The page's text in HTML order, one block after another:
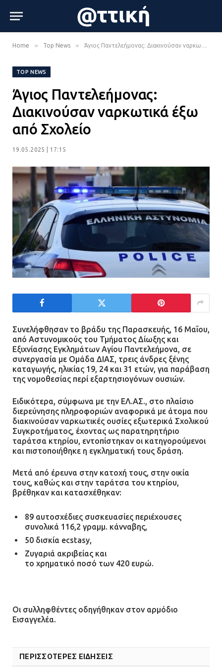
Home » Top News » Άγιος Παντελεήμονας: Διακινούσαν ναρκωτικά έξω από Σχολείο
TOP NEWS
Άγιος Παντελεήμονας:
Διακινούσαν ναρκωτικά έξω
από Σχολείο
19.05.2025 | 17:15
Συνελήφθησαν το βράδυ της Παρασκευής, 16 Μαΐου,
από Αστυνομικούς του Τμήματος Δίωξης και
Εξιχνίασης Εγκλημάτων Αγίου Παντελεήμονα, σε
συνεργασία με Ομάδα ΔΙΑΣ, τρεις άνδρες ξένης
καταγωγής, ηλικίας 19, 24 και 31 ετών, για παράβαση
της νομοθεσίας περί εξαρτησιογόνων ουσιών.
Ειδικότερα, σύμφωνα με την ΕΛ.ΑΣ., στο πλαίσιο
διερεύνησης πληροφοριών αναφορικά με άτομα που
διακινούσαν ναρκωτικές ουσίες εξωτερικά Σχολικού
Συγκροτήματος, έχοντας ως παρατηρητήριο
ταράτσα κτηρίου, εντοπίστηκαν οι κατηγορούμενοι
και πιστοποιήθηκε η εγκληματική τους δράση.
Μετά από έρευνα στην κατοχή τους, στην οικία
τους, καθώς και στην ταράτσα του κτηρίου,
βρέθηκαν και κατασχέθηκαν:
89 αυτοσχέδιες συσκευασίες περιέχουσες
συνολικά 116,2 γραμμ. κάνναβης,
50 δισκία ecstasy,
Ζυγαριά ακριβείας και
το χρηματικό ποσό των 420 ευρώ.
Οι συλληφθέντες οδηγήθηκαν στον αρμόδιο
Εισαγγελέα.
ΠΕΡΙΣΣΟΤΕΡΕΣ ΕΙΔΗΣΕΙΣ